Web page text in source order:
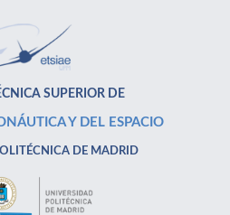
SUPERIOR DE
Y DEL ESPACIO
DE MADRID